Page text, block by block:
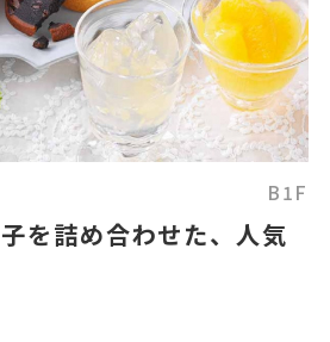
B1F
を詰め合わせた、人気